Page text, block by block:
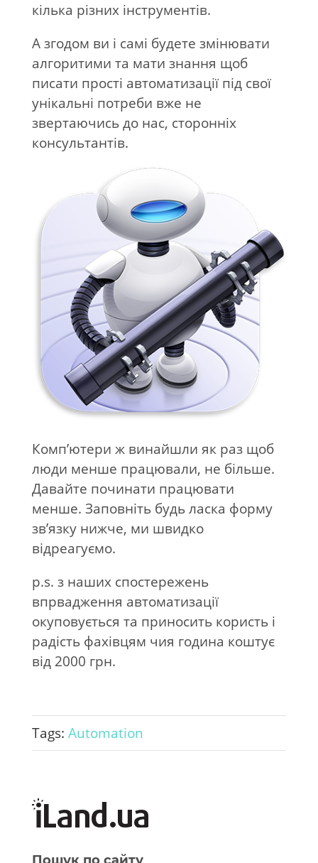
кілька різних інструментів.
А згодом ви і самі будете змінювати
алгоритими та мати знання щоб
писати прості автоматизації під свої
унікальні потреби вже не
звертаючись до нас, сторонніх
консультантів.
Комп’ютери ж винайшли як раз щоб
люди менше працювали, не більше.
Давайте починати працювати
менше. Заповніть будь ласка форму
зв’язку нижче, ми швидко
відреагуємо.
p.s. з наших спостережень
впрвадження автоматизації
окуповується та приносить користь і
радість фахівцям чия година коштує
від 2000 грн.
Tags: Automation